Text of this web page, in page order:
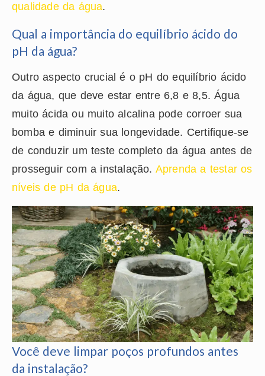
qualidade da água.
Qual a importância do equilíbrio ácido do
pH da água?
Outro aspecto crucial é o pH do equilíbrio ácido
da água, que deve estar entre 6,8 e 8,5. Água
muito ácida ou muito alcalina pode corroer sua
bomba e diminuir sua longevidade. Certifique-se
de conduzir um teste completo da água antes de
prosseguir com a instalação. Aprenda a testar os
níveis de pH da água.
Você deve limpar poços profundos antes
da instalação?